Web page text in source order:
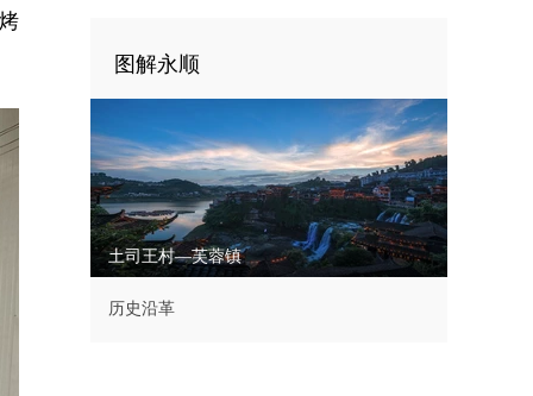
图解永顺
土司王村—芙蓉镇
历史沿革